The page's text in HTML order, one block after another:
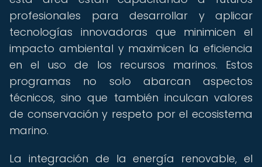
profesionales para desarrollar y aplicar
tecnologías innovadoras que minimicen el
impacto ambiental y maximicen la eficiencia
en el uso de los recursos marinos. Estos
programas no solo abarcan aspectos
técnicos, sino que también inculcan valores
de conservación y respeto por el ecosistema
marino.
La integración de la energía renovable, el